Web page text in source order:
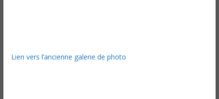
Lien vers l’ancienne galerie de photo